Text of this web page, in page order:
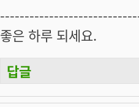
좋은 하루 되세요.
답글